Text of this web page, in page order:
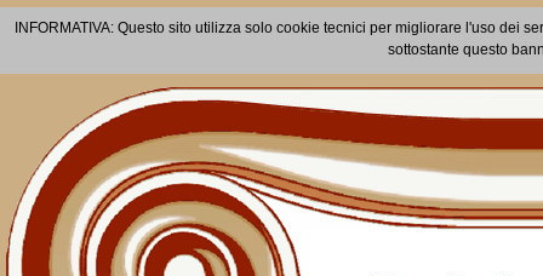
INFORMATIVA: Questo sito utilizza solo cookie tecnici per migliorare l'uso dei
sottostante questo